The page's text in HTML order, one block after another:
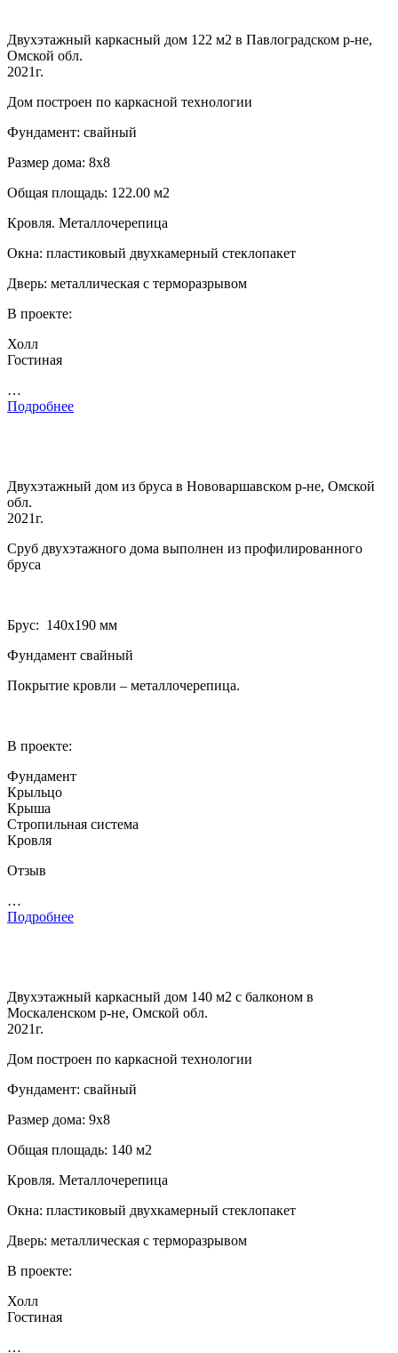
Двухэтажный каркасный дом 122 м2 в Павлоградском р-не,
Омской обл.
2021г.
Дом построен по каркасной технологии
Фундамент: свайный
Размер дома: 8х8
Общая площадь: 122.00 м2
Кровля. Металлочерепица
Окна: пластиковый двухкамерный стеклопакет
Дверь: металлическая с терморазрывом
В проекте:
Холл
Гостиная
…
Подробнее
Двухэтажный дом из бруса в Нововаршавском р-не, Омской
обл.
2021г.
Сруб двухэтажного дома выполнен из профилированного
бруса
Брус: 140­х190 мм
Фундамент свайный
Покрытие кровли – металлочерепица.
В проекте:
Фундамент
Крыльцо
Крыша
Стропильная система
Кровля
Отзыв
…
Подробнее
Двухэтажный каркасный дом 140 м2 с балконом в
Москаленском р-не, Омской обл.
2021г.
Дом построен по каркасной технологии
Фундамент: свайный
Размер дома: 9х8
Общая площадь: 140 м2
Кровля. Металлочерепица
Окна: пластиковый двухкамерный стеклопакет
Дверь: металлическая с терморазрывом
В проекте:
Холл
Гостиная
…